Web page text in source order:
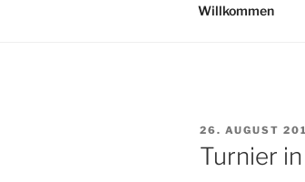
Willkommen
AM
26. AUGUST
Turnier